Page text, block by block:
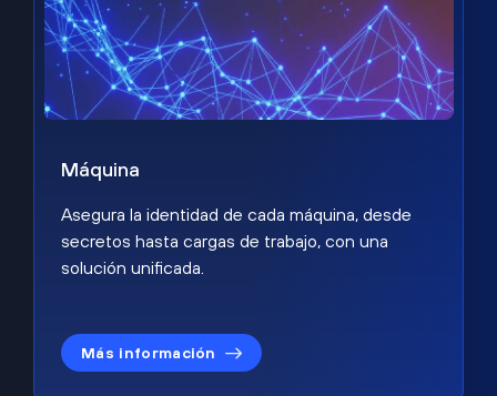
Máquina
Asegura la identidad de cada máquina, desde
secretos hasta cargas de trabajo, con una
solución unificada.
Más información